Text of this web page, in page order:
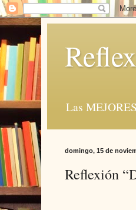
Las
domingo, 15 de
Reflexión